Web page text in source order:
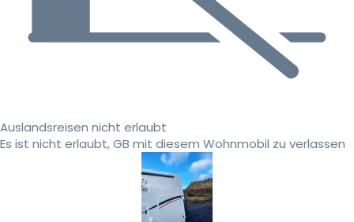
Auslandsreisen nicht erlaubt
Es ist nicht erlaubt, GB mit diesem Wohnmobil zu verlassen